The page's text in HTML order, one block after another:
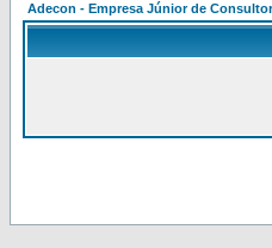
Adecon - Empresa Júnior de